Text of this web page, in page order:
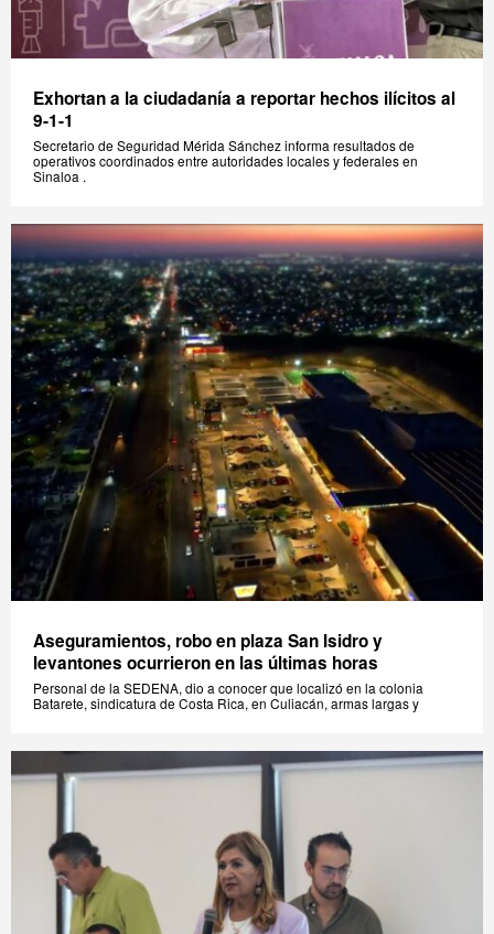
Exhortan a la ciudadanía a reportar hechos ilícitos al
9-1-1
Secretario de Seguridad Mérida Sánchez informa resultados de
operativos coordinados entre autoridades locales y federales en
Sinaloa .
Aseguramientos, robo en plaza San Isidro y
levantones ocurrieron en las últimas horas
Personal de la SEDENA, dio a conocer que localizó en la colonia
Batarete, sindicatura de Costa Rica, en Culiacán, armas largas y